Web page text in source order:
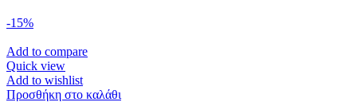
-15%
Add to compare
Quick view
Add to wishlist
Προσθήκη στο καλάθι